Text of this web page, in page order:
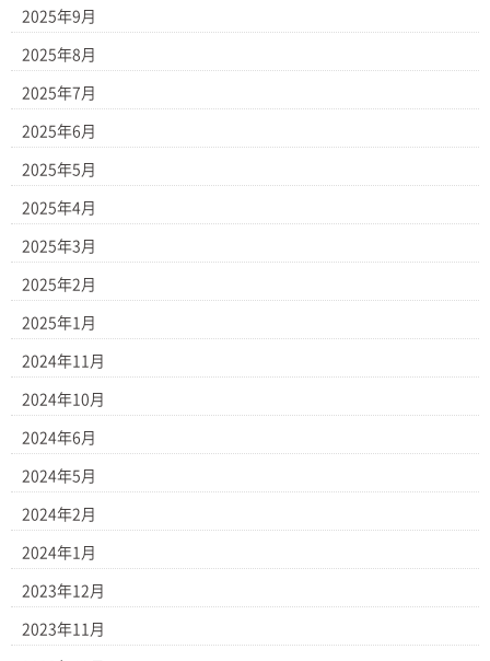
2025年9月
2025年8月
2025年7月
2025年6月
2025年5月
2025年4月
2025年3月
2025年2月
2025年1月
2024年11月
2024年10月
2024年6月
2024年5月
2024年2月
2024年1月
2023年12月
2023年11月